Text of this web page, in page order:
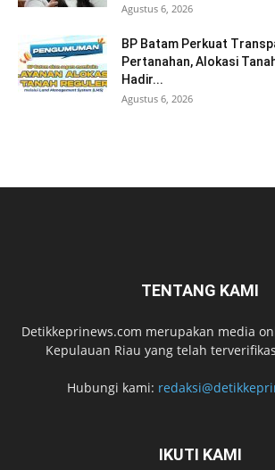
Agustus 6, 2026
BP Batam Perkuat
Pertanahan, Alokasi
Hadir...
Agustus 6, 2026
TENTANG KAMI
Detikkeprinews.com merupakan media
Kepulauan Riau yang telah
Hubungi kami:
IKUTI KAMI